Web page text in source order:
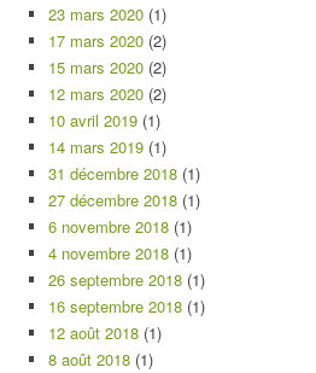
23 mars 2020 (1)
17 mars 2020 (2)
15 mars 2020 (2)
12 mars 2020 (2)
10 avril 2019 (1)
14 mars 2019 (1)
31 décembre 2018 (1)
27 décembre 2018 (1)
6 novembre 2018 (1)
4 novembre 2018 (1)
26 septembre 2018 (1)
16 septembre 2018 (1)
12 août 2018 (1)
8 août 2018 (1)